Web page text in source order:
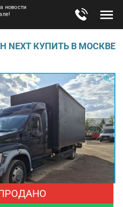
новости
NEXT КУПИТЬ В МОСКВЕ